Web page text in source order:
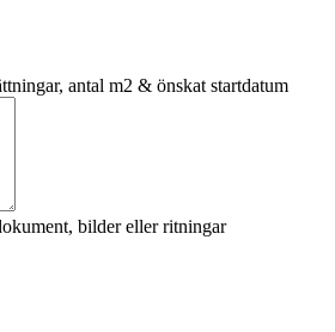
antal m2 & önskat startdatum
bilder eller ritningar